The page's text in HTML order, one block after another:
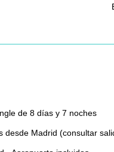
de 8 días y 7 noches
desde Madrid (consultar